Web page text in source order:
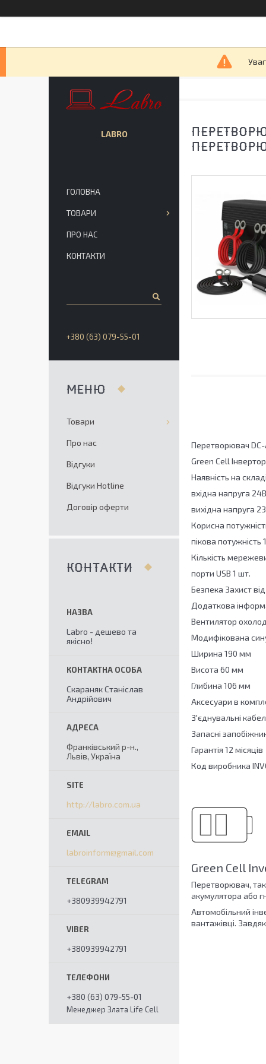
Перетворювач DC-
Green Cell
Наявність на
вхідна напруга 24В
вихідна напруга
Корисна
пікова потужність
Кількість
порти USB 1 шт.
Безпека Захист
Додаткова
Вентилятор
Модифікована
Ширина 190 мм
Висота 60 мм
Глибина 106 мм
Аксесуари в
З'єднувальні
Запасні
Гарантія 12 місяців
Код виробника
Green Cell
Перетворювач,
акумулятора або
Автомобільний
вантажівці.
LABRO
ГОЛОВНА
ТОВАРИ
ПРО НАС
КОНТАКТИ
+380 (63) 079-55-01
Товари
Про нас
Відгуки
Відгуки Hotline
Договір оферти
КОНТАКТИ
Labro - дешево та
якісно!
Скараняк Станіслав
Андрійович
Франківський р-н.,
Львів, Україна
http://labro.com.ua
labroinform@gmail.com
+380939942791
+380939942791
+380 (63) 079-55-01
Менеджер Злата Life Cell